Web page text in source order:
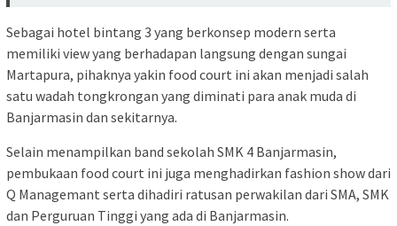
Sebagai hotel bintang 3 yang berkonsep modern serta
memiliki view yang berhadapan langsung dengan sungai
Martapura, pihaknya yakin food court ini akan menjadi salah
satu wadah tongkrongan yang diminati para anak muda di
Banjarmasin dan sekitarnya.
Selain menampilkan band sekolah SMK 4 Banjarmasin,
pembukaan food court ini juga menghadirkan fashion show dari
Q Managemant serta dihadiri ratusan perwakilan dari SMA, SMK
dan Perguruan Tinggi yang ada di Banjarmasin.